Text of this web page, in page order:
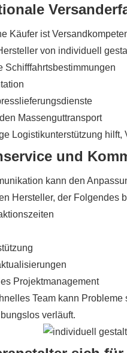
Käufer ist
von individuell
Schifffahrtsbestimmungen
Massenguttransport
Logistikunterstützung
und
kann den
Hersteller, der Folgendes
Projektmanagement
Team kann
verläuft.